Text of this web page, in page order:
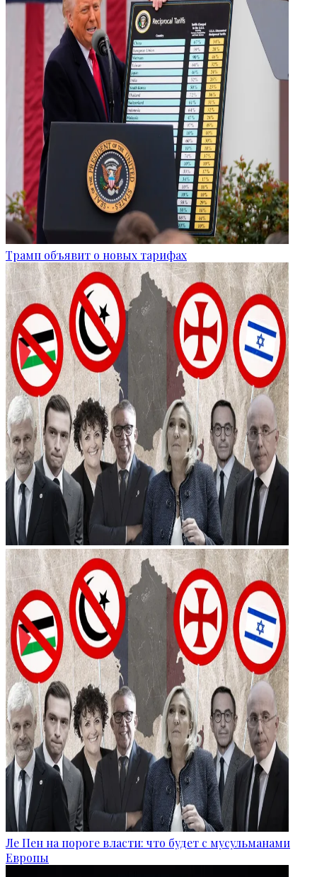
Трамп объявит о новых тарифах
Ле Пен на пороге власти: что будет с мусульманами
Европы